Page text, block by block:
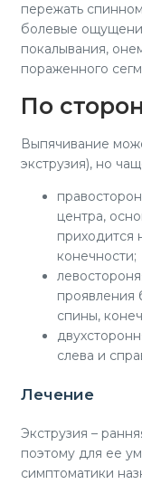
пережать
болевые
покалывания,
пораженного
По
Выпячивание
экструзия), но
центра,
приходится
конечности;
проявления
спины,
слева и
Лечение
Экструзия –
поэтому для ее
симптоматики